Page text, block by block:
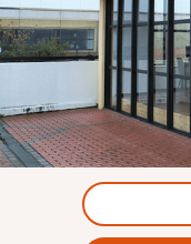
講じて適切な管理を行いま
(5) 保有するお客さま情報
除、利用停止の依頼を所
ます。
具体的には、以下の内容
3．お客様の情報の利用目